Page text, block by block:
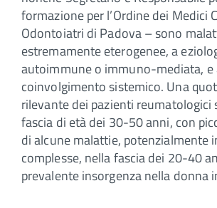
formazione per l’Ordine dei Medici
Odontoiatri di Padova – sono
estremamente eterogenee, a
autoimmune o immuno-mediata, e
coinvolgimento sistemico. Una
rilevante dei pazienti reumatologici
fascia di età dei 30-50 anni, con
di alcune malattie, potenzialmente
complesse, nella fascia dei 20-40
prevalente insorgenza nella donna